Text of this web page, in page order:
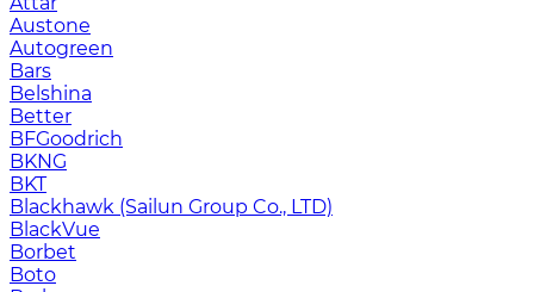
Austone
Autogreen
Bars
Belshina
Better
BFGoodrich
BKNG
BKT
Blackhawk (Sailun Group Co., LTD)
BlackVue
Borbet
Boto